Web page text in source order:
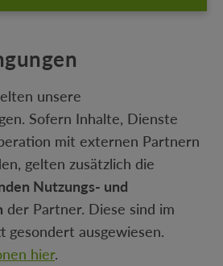
unsere
Sofern Inhalte, Dienste
mit externen Partnern
gelten zusätzlich die
Nutzungs- und
der Partner. Diese sind im
gesondert ausgewiesen.
hier.